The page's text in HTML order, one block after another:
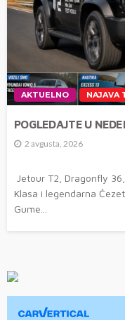
AKTUELNO NAJAVA
POGLEDAJTE U
2 avgusta, 2026
Jetour T2, Dragonfly
Klasa i legendarna
Gume...